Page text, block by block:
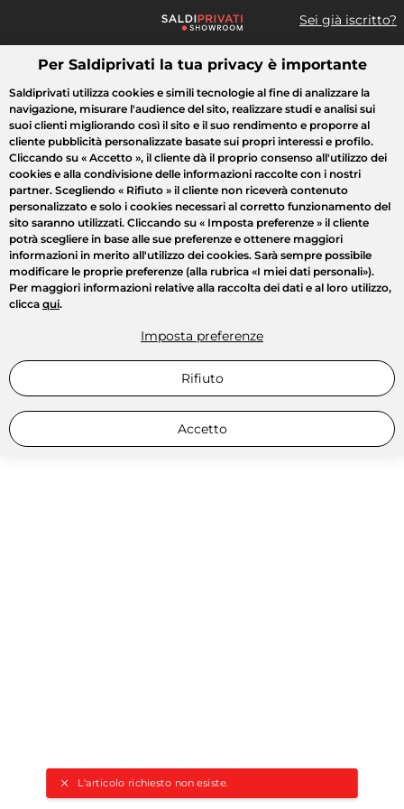
Sei già iscritto?
Cosa cerchi?
L'articolo richiesto non esiste.
Tutte le vendite Moda Casa Bellezza Elettrodomestici
Per Saldiprivati la tua privacy è importante
Saldiprivati utilizza cookies e simili tecnologie al fine di analizzare la
navigazione, misurare l'audience del sito, realizzare studi e analisi sui
suoi clienti migliorando così il sito e il suo rendimento e proporre al
cliente pubblicità personalizzate basate sui propri interessi e profilo.
Cliccando su « Accetto », il cliente dà il proprio consenso all'utilizzo dei
cookies e alla condivisione delle informazioni raccolte con i nostri
partner. Scegliendo « Rifiuto » il cliente non riceverà contenuto
personalizzato e solo i cookies necessari al corretto funzionamento del
sito saranno utilizzati. Cliccando su « Imposta preferenze » il cliente
potrà scegliere in base alle sue preferenze e ottenere maggiori
informazioni in merito all'utilizzo dei cookies. Sarà sempre possibile
modificare le proprie preferenze (alla rubrica «I miei dati personali»).
Per maggiori informazioni relative alla raccolta dei dati e al loro utilizzo,
clicca qui.
Imposta preferenze
Rifiuto
Accetto